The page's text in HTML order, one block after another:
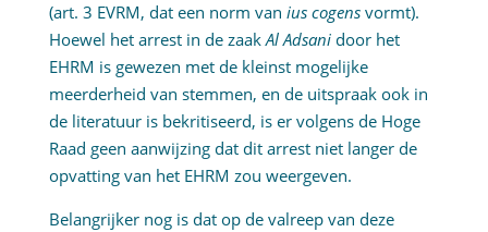
(art. 3 EVRM, dat een norm van ius cogensvormt).
Hoewel het arrest in de zaakAl Adsani door het
EHRM is gewezen met de kleinst mogelijke
meerderheid van stemmen, en de uitspraak ook in
de literatuur is bekritiseerd, is er volgens de Hoge
Raad geen aanwijzing dat dit arrest niet langer de
opvatting van het EHRM zou weergeven.
Belangrijker nog is dat op de valreep van deze